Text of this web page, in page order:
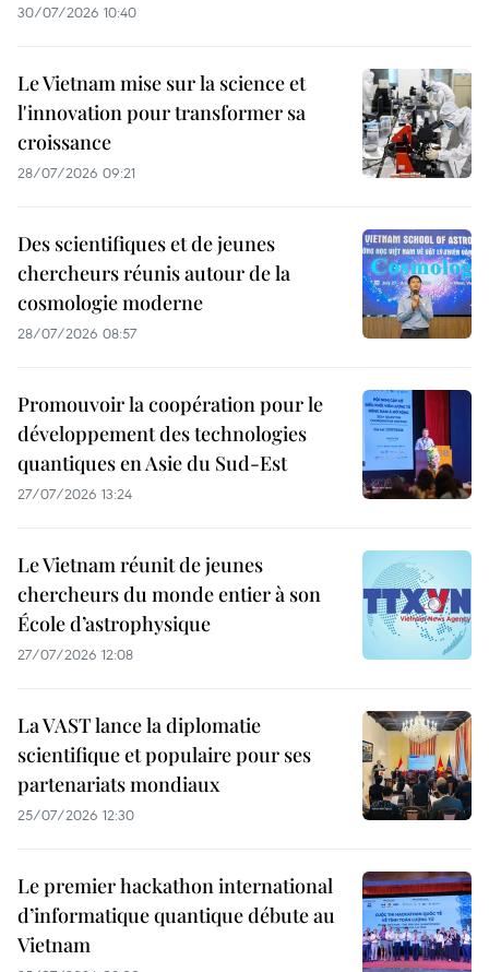
30/07/2026 10:40
Le Vietnam mise sur la science et
l'innovation pour transformer sa
croissance
28/07/2026 09:21
Des scientifiques et de jeunes
chercheurs réunis autour de la
cosmologie moderne
28/07/2026 08:57
Promouvoir la coopération pour le
développement des technologies
quantiques en Asie du Sud-Est
27/07/2026 13:24
Le Vietnam réunit de jeunes
chercheurs du monde entier à son
École d’astrophysique
27/07/2026 12:08
La VAST lance la diplomatie
scientifique et populaire pour ses
partenariats mondiaux
25/07/2026 12:30
Le premier hackathon international
d’informatique quantique débute au
Vietnam